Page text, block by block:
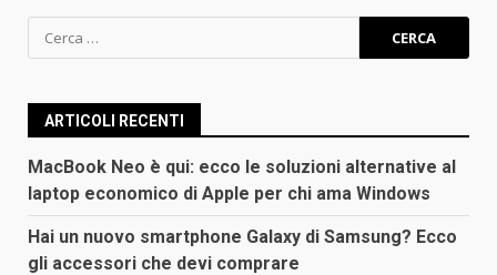
Ricerca
per:
ARTICOLI RECENTI
MacBook Neo è qui: ecco le soluzioni alternative al
laptop economico di Apple per chi ama Windows
Hai un nuovo smartphone Galaxy di Samsung? Ecco
gli accessori che devi comprare